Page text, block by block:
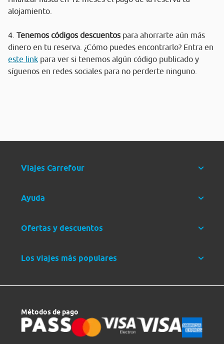
alojamiento.
4. Tenemos códigos descuentos para ahorrarte aún más
dinero en tu reserva. ¿Cómo puedes encontrarlo? Entra en
este link para ver si tenemos algún código publicado y
síguenos en redes sociales para no perderte ninguno.
Viajes Carrefour
Ayuda
Ofertas y descuentos
Los viajes más populares
Métodos de pago